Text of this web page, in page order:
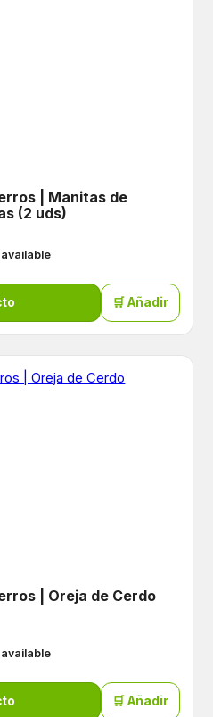
| Manitas de
(2 uds)
🛒 Añadir
| Oreja de Cerdo
🛒 Añadir